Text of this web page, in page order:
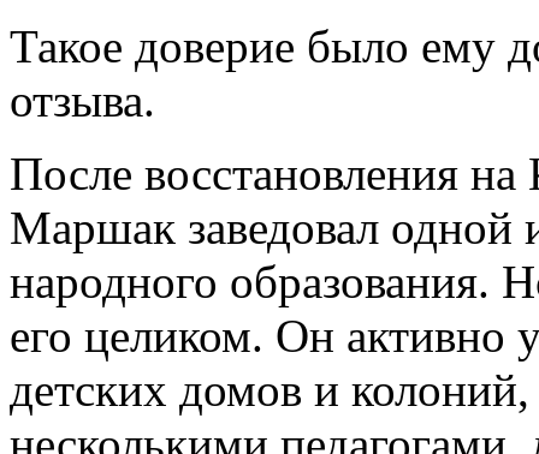
Такое доверие было ему
отзыва.
После восстановления на
Маршак заведовал одной
народного образования.
его целиком. Он активно
детских домов и
несколькими